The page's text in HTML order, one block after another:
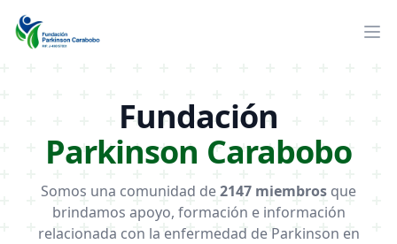
Fundación
Parkinson Carabobo
Somos una comunidad de2147 miembros que
brindamos apoyo, formación e información
relacionada con la enfermedad de Parkinson en